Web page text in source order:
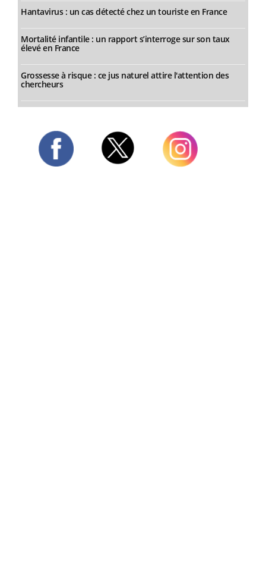
Hantavirus : un cas détecté chez un touriste en France
Mortalité infantile : un rapport s’interroge sur son taux
élevé en France
Grossesse à risque : ce jus naturel attire l'attention des
chercheurs